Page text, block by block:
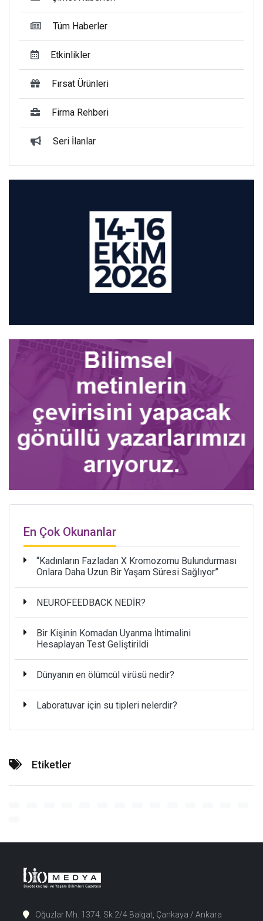
Tüm Haberler
Etkinlikler
Fırsat Ürünleri
Firma Rehberi
Seri İlanlar
En Çok Okunanlar
“Kadınların Fazladan X Kromozomu Bulundurması
Onlara Daha Uzun Bir Yaşam Süresi Sağlıyor”
NEUROFEEDBACK NEDİR?
Bir Kişinin Komadan Uyanma İhtimalini
Hesaplayan Test Geliştirildi
Dünyanın en ölümcül virüsü nedir?
Laboratuvar için su tipleri nelerdir?
Etiketler
Oğuzlar Mh. 1374. Sk 2/4 Balgat, Çankaya / Ankara